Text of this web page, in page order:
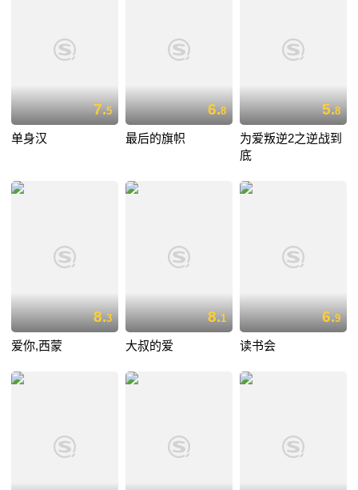
7.5
单身汉
6.8
最后的旗帜
5.8
为爱叛逆2之逆战到
底
8.3
爱你,西蒙
8.1
大叔的爱
6.9
读书会